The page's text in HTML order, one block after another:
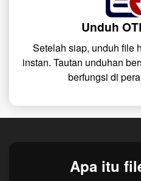
Unduh
Setelah siap, unduh file
instan. Tautan unduhan
berfungsi di
Apa itu